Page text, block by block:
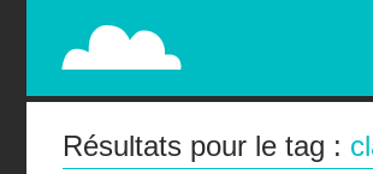
PAPERPLANE
STREET, AMBIENT, GUÉRILLA MARKETING
Résultats pour le tag :